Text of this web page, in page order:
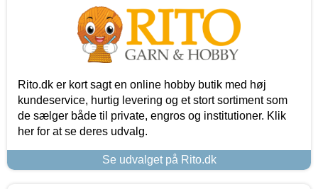
Rito.dk er kort sagt en online hobby butik med høj
kundeservice, hurtig levering og et stort sortiment som
de sælger både til private, engros og institutioner. Klik
her for at se deres udvalg.
Se udvalget på Rito.dk